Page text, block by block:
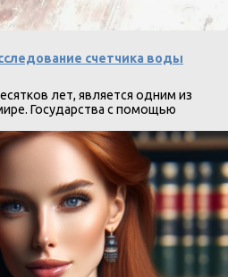
счетчика воды
лет, является одним из
Государства с помощью